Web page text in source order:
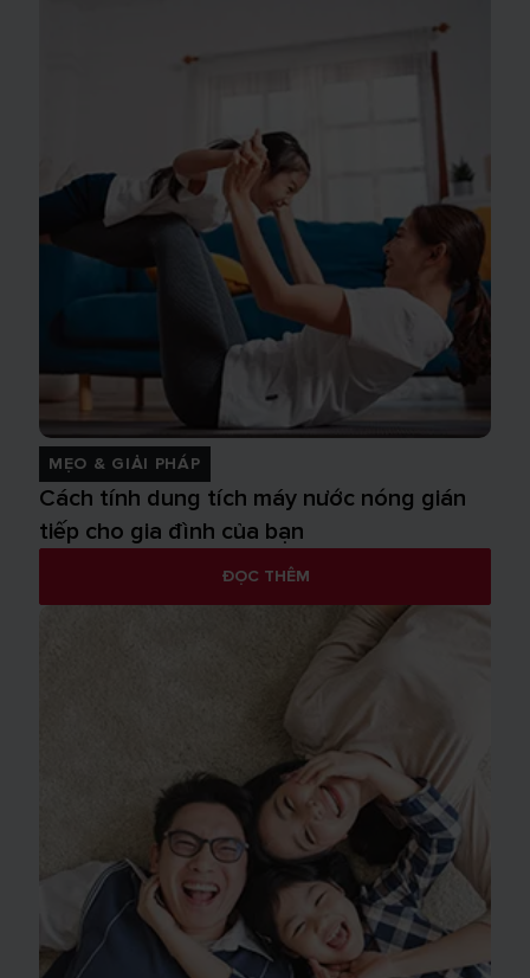
MẸO & GIẢI PHÁP
Cách tính dung tích máy nước nóng gián
tiếp cho gia đình của bạn
ĐỌC THÊM